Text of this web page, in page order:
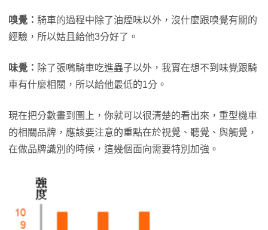
嗅覺： 騎車的過程中除了油煙味以外，沒什麼跟嗅覺有關的
經驗，所以姑且給他3分好了。
味覺： 除了張嘴騎車吃進蟲子以外，我實在想不到味覺跟騎
車有什麼相關，所以給他最低的1分。
現在把分數畫到圖上，你就可以很清楚的看出來，重型機車
的相關品牌，應該要注意的重點在於視覺、聽覺、與觸覺，
在做品牌識別的時候，這幾個面向需要特別加強。